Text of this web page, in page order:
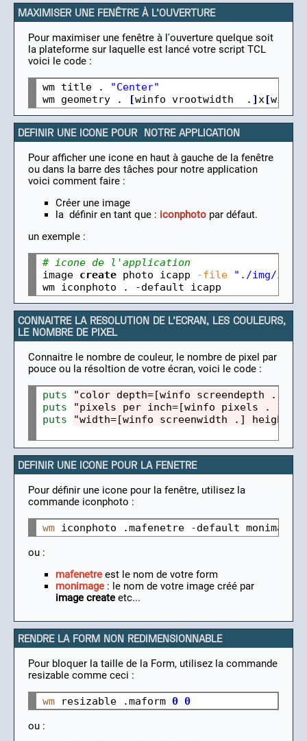
MAXIMISER UNE FENÊTRE À L'OUVERTURE
Pour maximiser une fenêtre à l'ouverture quelque soit
la plateforme sur laquelle est lancé votre script TCL
voici le code :
wm title .
"Center"
wm geometry .
[winfo vrootwidth  . ] x [
DEFINIR UNE ICONE POUR NOTRE APPLICATION
Pour afficher une icone en haut à gauche de la fenêtre
ou dans la barre des tâches pour notre application
voici comment faire :
Créer une image
la définir en tant que : iconphoto par défaut.
un exemple :
# icone de l'application
image create photo icapp -file
"./img/
CONNAITRE LA RESOLUTION DE L'ECRAN, LES COULEURS,
LE NOMBRE DE PIXEL
Connaitre le nombre de couleur, le nombre de pixel par
pouce ou la résoltion de votre écran, voici le code :
puts
"color depth=[winfo screendepth .]
puts
"pixels per inch=[winfo pixels . 1i]"
puts
"width=[winfo screenwidth .]
DEFINIR UNE ICONE POUR LA FENETRE
Pour définir une icone pour la fenêtre, utilisez la
commande iconphoto :
wm iconphoto .mafenetre -
ou :
mafenetre est le nom de votre form
monimage : le nom de votre image créé par
image create etc...
RENDRE LA FORM NON REDIMENSIONNABLE
Pour bloquer la taille de la Form, utilisez la commande
resizable comme ceci :
wm resizable .maform 0 0
ou :